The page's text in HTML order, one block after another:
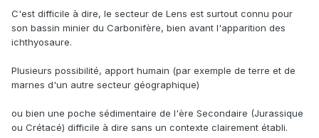
C'est difficile à dire, le secteur de Lens est surtout connu pour
son bassin minier du Carbonifère, bien avant l'apparition des
ichthyosaure.
Plusieurs possibilité, apport humain (par exemple de terre et de
marnes d'un autre secteur géographique)
ou bien une poche sédimentaire de l'ère Secondaire (Jurassique
ou Crétacé) difficile à dire sans un contexte clairement établi.